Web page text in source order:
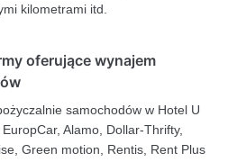
kilometrami itd.
oferujące wynajem
samochodów w Hotel U
Alamo, Dollar-Thrifty,
Green motion, Rentis, Rent Plus